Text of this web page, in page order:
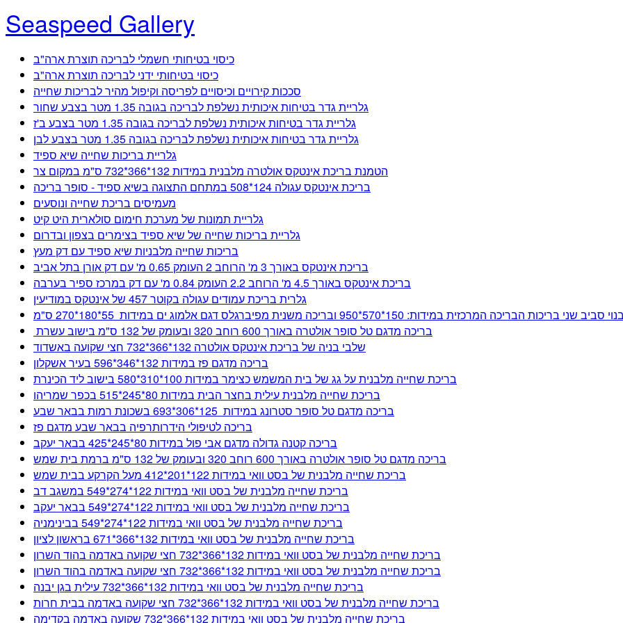
Seaspeed Gallery
כיסוי בטיחותי חשמלי לבריכה תוצרת ארה"ב
כיסוי בטיחותי ידני לבריכה תוצרת ארה"ב
סככות קירויים וכיסויים לפריסה וקיפול מהיר לבריכות שחייה
גלריית גדר בטיחות איכותית נשלפת לבריכה בגובה 1.35 מטר בצבע שחור
גלריית גדר בטיחות איכותית נשלפת לבריכה בגובה 1.35 מטר בצבע ב'ז
גלריית גדר בטיחות איכותית נשלפת לבריכה בגובה 1.35 מטר בצבע לבן
גלריית בריכות שחייה שיא ספיד
הטמנת בריכת אינטקס אולטרה מלבנית במידות 132*366*732 ס"מ במקום צר
בריכת אינטקס עגולה 124*508 במתחם התצוגה בשיא ספיד - סופר בריכה
מעמיסים בריכת שחייה ונוסעים
גלריית תמונות של מערכת חימום סולארית היט קיט
גלריית בריכות שחייה של שיא ספיד בצימרים בצפון ובדרום
בריכות שחייה מלבניות שיא ספיד עם דק מעץ
בריכת אינטקס באורך 3 מ' הרוחב 2 העומק 0.65 מ' עם דק אורן בתל אביב
בריכת אינטקס באורך 4.5 מ' הרוחב 2.2 העומק 0.84 מ' עם דק במרכז ספיר בערבה
גלרית בריכת עמודים עגולה בקוטר 457 של אינטקס במודיעין
בריכה מדגם טל סופר אולטרה באורך 600 רוחב 320 ובעומק של 132 ס"מ בישוב עשרת
שלבי בניה של בריכת אינטקס אולטרה 132*366*732 חצי שקועה באשדוד
בריכה מדגם פז במידות 132*346*596 בעיר אשקלון
בריכת שחייה מלבנית על גג של בית המשמש כצימר במידות 100*310*580 בישוב ליד הכינרת
בריכת שחייה מלבנית עילית בחצר הבית במידות 80*245*515 בכפר שמריהו
בריכה מדגם טל סופר סטרונג במידות 125*306*693 בשכונת רמות בבאר שבע
בריכה לטיפולי הידרותרפיה בבאר שבע מדגם פז
בריכה קטנה גדולה מדגם אבי פול במידות 80*245*425 בבאר יעקב
בריכה מדגם טל סופר אולטרה באורך 600 רוחב 320 ובעומק של 132 ס"מ ברמת בית שמש
בריכת שחייה מלבנית של בסט וואי במידות 122*201*412 מעל הקרקע בבית שמש
בריכת שחייה מלבנית של בסט וואי במידות 122*274*549 במשגב דב
בריכת שחייה מלבנית של בסט וואי במידות 122*274*549 בבאר יעקב
בריכת שחייה מלבנית של בסט וואי במידות 122*274*549 בבינימניה
בריכת שחייה מלבנית של בסט וואי במידות 132*366*671 בראשון לציון
בריכת שחייה מלבנית של בסט וואי במידות 132*366*732 חצי שקועה באדמה בהוד השרון
בריכת שחייה מלבנית של בסט וואי במידות 132*366*732 חצי שקועה באדמה בהוד השרון
בריכת שחייה מלבנית של בסט וואי במידות 132*366*732 עילית בגן יבנה
בריכת שחייה מלבנית של בסט וואי במידות 132*366*732 חצי שקועה באדמה בבית חרות
בריכת שחייה מלבנית של בסט וואי במידות 132*366*732 שקועה באדמה בקדימה